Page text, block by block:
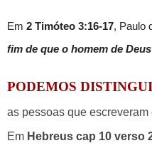
Em 2 Timóteo 3:16-17, Paulo
fim de que o homem de
PODEMOS
as pessoas que
Em Hebreus cap 10 verso